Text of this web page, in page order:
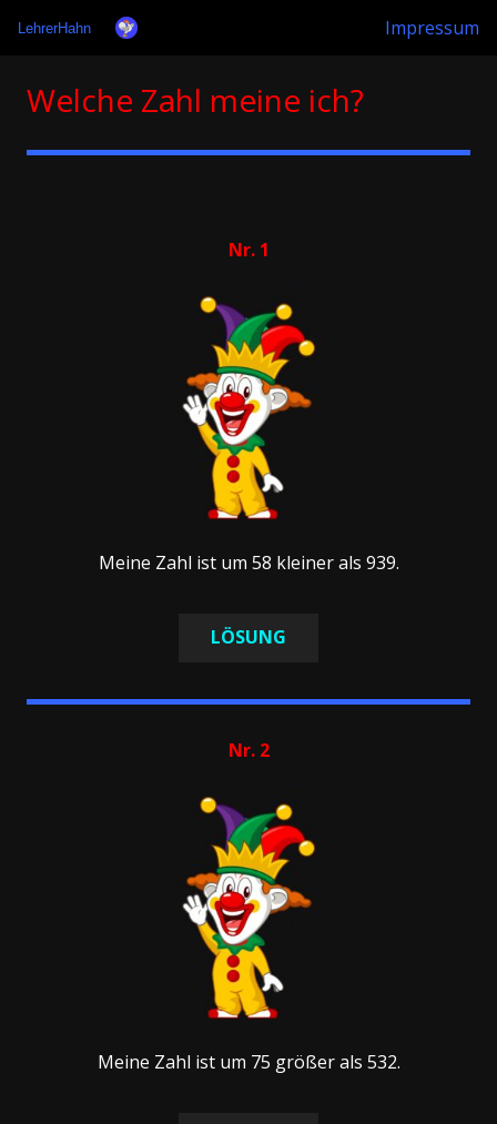
LehrerHahn Impressum
Welche Zahl meine ich?
Nr. 1
Meine Zahl ist um 58 kleiner als 939.
LÖSUNG
Nr. 2
Meine Zahl ist um 75 größer als 532.